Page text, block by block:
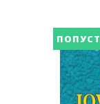
ПОПУСТ